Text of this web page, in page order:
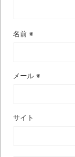
屋やお煽り
に入院中の
名前 ※
メール ※
サイト